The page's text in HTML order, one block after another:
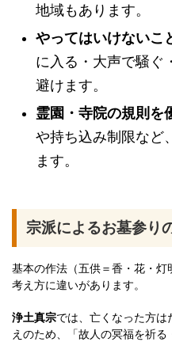
地域もあります。
やってはいけないこ
に入る・大声で騒ぐ
避けます。
霊園・寺院の規則を
や持ち込み制限など
ます。
宗派によるお墓参り
基本の作法（五供＝香・花・灯
考え方に違いがあります。
浄土真宗では、亡くなった方は
えのため、「故人の冥福を祈